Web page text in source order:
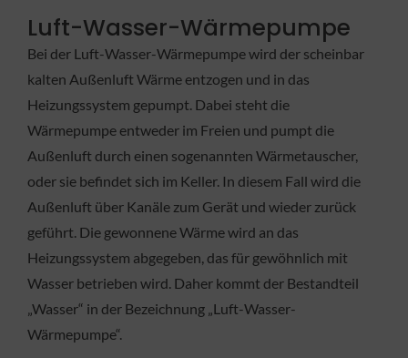
Luft-Wasser-Wärmepumpe
Bei der Luft-Wasser-Wärmepumpe wird der scheinbar
kalten Außenluft Wärme entzogen und in das
Heizungssystem gepumpt. Dabei steht die
Wärmepumpe entweder im Freien und pumpt die
Außenluft durch einen sogenannten Wärmetauscher,
oder sie befindet sich im Keller. In diesem Fall wird die
Außenluft über Kanäle zum Gerät und wieder zurück
geführt. Die gewonnene Wärme wird an das
Heizungssystem abgegeben, das für gewöhnlich mit
Wasser betrieben wird. Daher kommt der Bestandteil
„Wasser“ in der Bezeichnung „Luft-Wasser-
Wärmepumpe“.